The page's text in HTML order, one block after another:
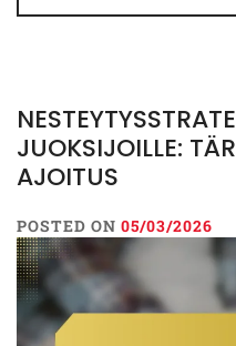
JUOKSIJOILLE:
AJOITUS
POSTED ON 05/03/2026